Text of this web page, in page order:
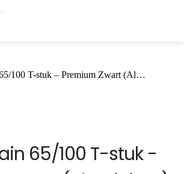
100 T-stuk – Premium Zwart (Al…
65/100 T-stuk -